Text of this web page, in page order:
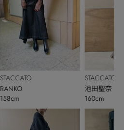
STACCATO
RANKO
158cm
STACCATO
池田聖奈
160cm